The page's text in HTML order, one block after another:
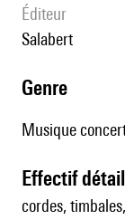
éditeur
Salabert
genre
Musique
effectif
cordes,